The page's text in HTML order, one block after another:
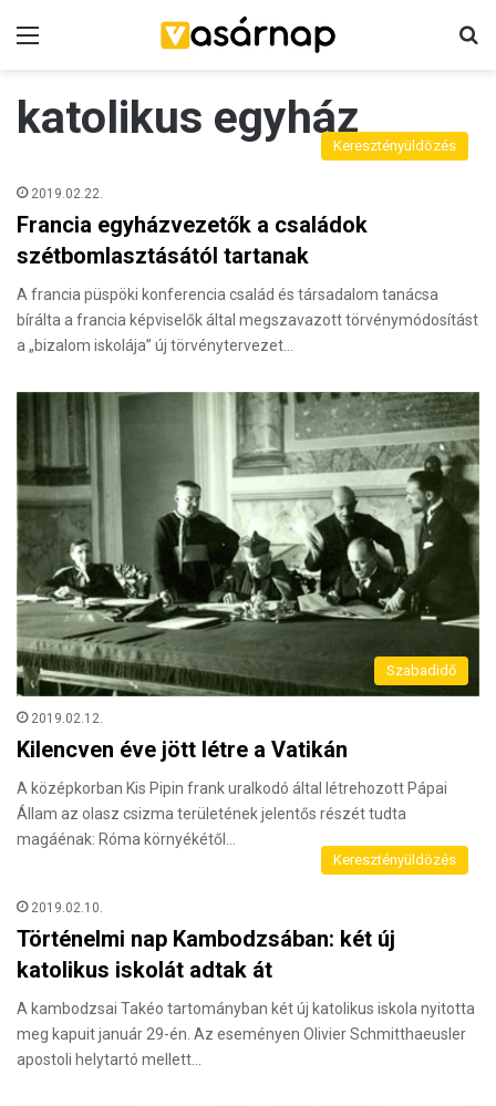
katolikus egyház
Keresztényüldözés
2019.02.22.
Francia egyházvezetők a családok
szétbomlasztásától tartanak
A francia püspöki konferencia család és társadalom tanácsa
bírálta a francia képviselők által megszavazott törvénymódosítást
a „bizalom iskolája” új törvénytervezet…
Szabadidő
2019.02.12.
Kilencven éve jött létre a Vatikán
A középkorban Kis Pipin frank uralkodó által létrehozott Pápai
Állam az olasz csizma területének jelentős részét tudta
magáénak: Róma környékétől…
Keresztényüldözés
2019.02.10.
Történelmi nap Kambodzsában: két új
katolikus iskolát adtak át
A kambodzsai Takéo tartományban két új katolikus iskola nyitotta
meg kapuit január 29-én. Az eseményen Olivier Schmitthaeusler
apostoli helytartó mellett…